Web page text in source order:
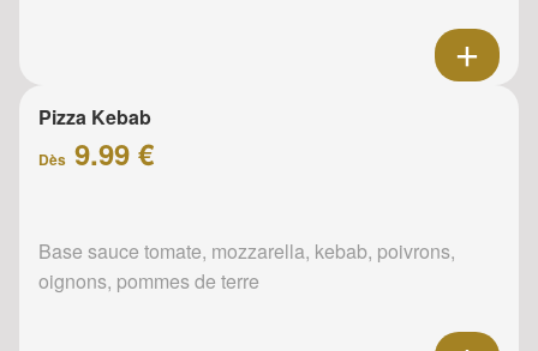
Pizza Kebab
Dès 9.99 €
Base sauce tomate, mozzarella, kebab, poivrons,
oignons, pommes de terre